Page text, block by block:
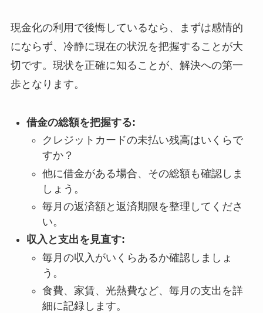
現金化の利用で後悔しているなら、まずは感情的
にならず、冷静に現在の状況を把握することが大
切です。現状を正確に知ることが、解決への第一
歩となります。
借金の総額を把握する:
クレジットカードの未払い残高はいくらで
すか？
他に借金がある場合、その総額も確認しま
しょう。
毎月の返済額と返済期限を整理してくださ
い。
収入と支出を見直す:
毎月の収入がいくらあるか確認しましょ
う。
食費、家賃、光熱費など、毎月の支出を詳
細に記録します。